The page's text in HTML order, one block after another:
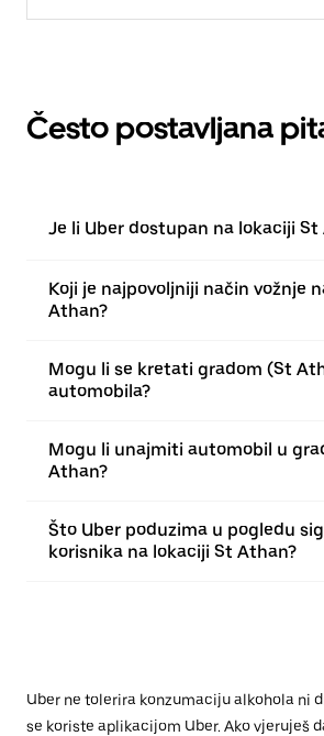
Često postavljana
Je li Uber dostupan na lokaciji St
Koji je najpovoljniji način vožnje
Athan?
Mogu li se kretati gradom (St
automobila?
Mogu li unajmiti automobil u
Athan?
Što Uber poduzima u pogledu
korisnika na lokaciji St Athan?
Uber ne tolerira konzumaciju alkohola ni
se koriste aplikacijom Uber. Ako vjeruješ